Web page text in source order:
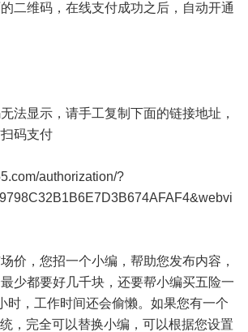
二维码，在线支付成功之后，自动开通
法显示，请手工复制下面的链接地址，
码支付
authorization/?
价，您招一个小编，帮助您发布内容，
少都要好几千块，还要帮小编买五险一
时，工作时间还会偷懒。如果您有一个
，完全可以替换小编，可以根据您设置